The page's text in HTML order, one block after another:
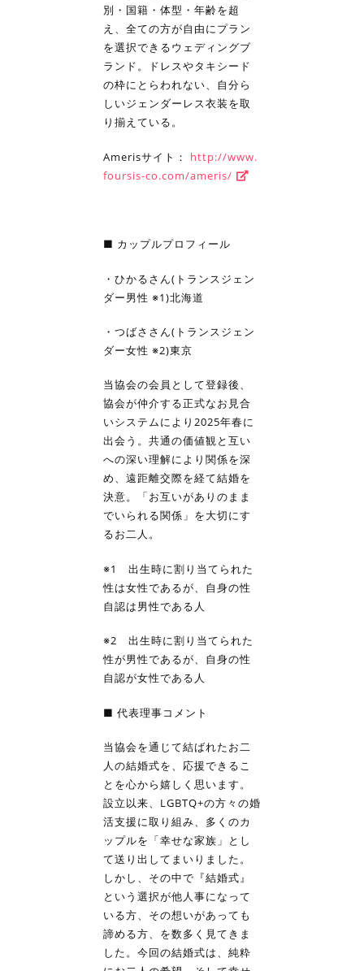
別・国籍・体型・年齢を超
え、全ての方が自由にプラン
を選択できるウェディングブ
ランド。ドレスやタキシード
の枠にとらわれない、自分ら
しいジェンダーレス衣装を取
り揃えている。
Amerisサイト： http://www.
foursis-co.com/ameris/
■ カップルプロフィール
・ひかるさん(トランスジェン
ダー男性 ※1)北海道
・つばささん(トランスジェン
ダー女性 ※2)東京
当協会の会員として登録後、
協会が仲介する正式なお見合
いシステムにより2025年春に
出会う。共通の価値観と互い
への深い理解により関係を深
め、遠距離交際を経て結婚を
決意。「お互いがありのまま
でいられる関係」を大切にす
るお二人。
※1 出生時に割り当てられた
性は女性であるが、自身の性
自認は男性である人
※2 出生時に割り当てられた
性が男性であるが、自身の性
自認が女性である人
■ 代表理事コメント
当協会を通じて結ばれたお二
人の結婚式を、応援できるこ
とを心から嬉しく思います。
設立以来、LGBTQ+の方々の婚
活支援に取り組み、多くのカ
ップルを「幸せな家族」とし
て送り出してまいりました。
しかし、その中で『結婚式』
という選択が他人事になって
いる方、その想いがあっても
諦める方、を数多く見てきま
した。今回の結婚式は、純粋